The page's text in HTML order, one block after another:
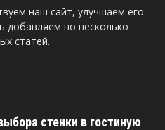
наш сайт, улучшаем его
добавляем по несколько
статей.
стенки в гостиную